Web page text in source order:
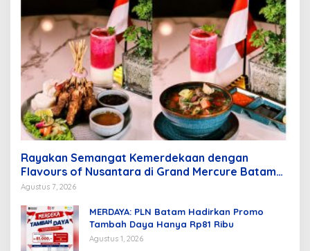
Rayakan Semangat Kemerdekaan dengan
Flavours of Nusantara di Grand Mercure Batam
Centre
Agustus 7, 2026
MERDAYA: PLN Batam Hadirkan Promo
Tambah Daya Hanya Rp81 Ribu
Agustus 1, 2026